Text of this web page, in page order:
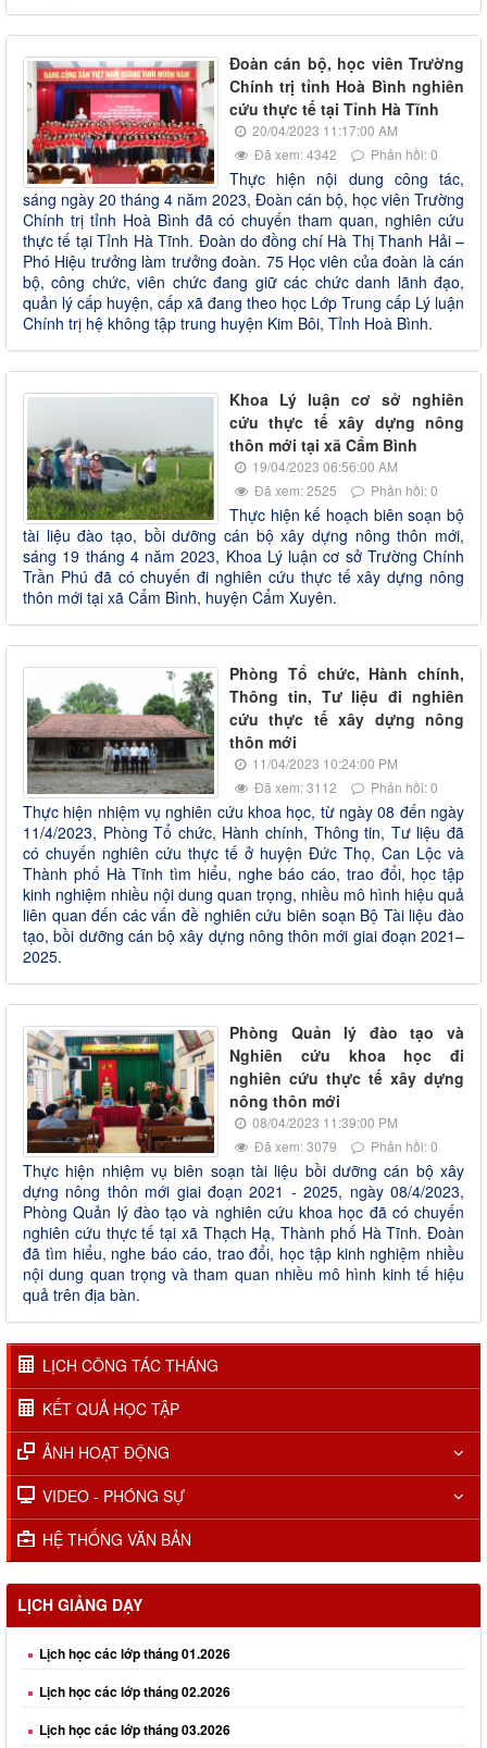
Đoàn cán bộ, học viên Trường
Chính trị tỉnh Hoà Bình nghiên
cứu thực tế tại Tỉnh Hà Tĩnh
20/04/2023 11:17:00 AM
Đã xem: 4342
Phản hồi: 0
Thực hiện nội dung công tác,
sáng ngày 20 tháng 4 năm 2023, Đoàn cán bộ, học viên Trường
Chính trị tỉnh Hoà Bình đã có chuyến tham quan, nghiên cứu
thực tế tại Tỉnh Hà Tĩnh. Đoàn do đồng chí Hà Thị Thanh Hải –
Phó Hiệu trưởng làm trưởng đoàn. 75 Học viên của đoàn là cán
bộ, công chức, viên chức đang giữ các chức danh lãnh đạo,
quản lý cấp huyện, cấp xã đang theo học Lớp Trung cấp Lý luận
Chính trị hệ không tập trung huyện Kim Bôi, Tỉnh Hoà Bình.
Khoa Lý luận cơ sở nghiên
cứu thực tế xây dựng nông
thôn mới tại xã Cẩm Bình
19/04/2023 06:56:00 AM
Đã xem: 2525
Phản hồi: 0
Thực hiện kế hoạch biên soạn bộ
tài liệu đào tạo, bồi dưỡng cán bộ xây dựng nông thôn mới,
sáng 19 tháng 4 năm 2023, Khoa Lý luận cơ sở Trường Chính
Trần Phú đã có chuyến đi nghiên cứu thực tế xây dựng nông
thôn mới tại xã Cẩm Bình, huyện Cẩm Xuyên.
Phòng Tổ chức, Hành chính,
Thông tin, Tư liệu đi nghiên
cứu thực tế xây dựng nông
thôn mới
11/04/2023 10:24:00 PM
Đã xem: 3112
Phản hồi: 0
Thực hiện nhiệm vụ nghiên cứu khoa học, từ ngày 08 đến ngày
11/4/2023, Phòng Tổ chức, Hành chính, Thông tin, Tư liệu đã
có chuyến nghiên cứu thực tế ở huyện Đức Thọ, Can Lộc và
Thành phố Hà Tĩnh tìm hiểu, nghe báo cáo, trao đổi, học tập
kinh nghiệm nhiều nội dung quan trọng, nhiều mô hình hiệu quả
liên quan đến các vấn đề nghiên cứu biên soạn Bộ Tài liệu đào
tạo, bồi dưỡng cán bộ xây dựng nông thôn mới giai đoạn 2021–
2025.
Phòng Quản lý đào tạo và
Nghiên cứu khoa học đi
nghiên cứu thực tế xây dựng
nông thôn mới
08/04/2023 11:39:00 PM
Đã xem: 3079
Phản hồi: 0
Thực hiện nhiệm vụ biên soạn tài liệu bồi dưỡng cán bộ xây
dựng nông thôn mới giai đoạn 2021 - 2025, ngày 08/4/2023,
Phòng Quản lý đào tạo và nghiên cứu khoa học đã có chuyến
nghiên cứu thực tế tại xã Thạch Hạ, Thành phố Hà Tĩnh. Đoàn
đã tìm hiểu, nghe báo cáo, trao đổi, học tập kinh nghiệm nhiều
nội dung quan trọng và tham quan nhiều mô hình kinh tế hiệu
quả trên địa bàn.
LỊCH CÔNG TÁC THÁNG
KẾT QUẢ HỌC TẬP
ẢNH HOẠT ĐỘNG
VIDEO - PHÓNG SỰ
HỆ THỐNG VĂN BẢN
LỊCH GIẢNG DẠY
Lịch học các lớp tháng 02.2026
Lịch học các lớp tháng 03.2026
Lịch học các lớp tháng 04.2026